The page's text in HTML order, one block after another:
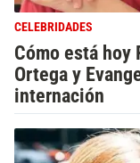
CELEBRIDADES
Cómo está hoy
Ortega y
internación